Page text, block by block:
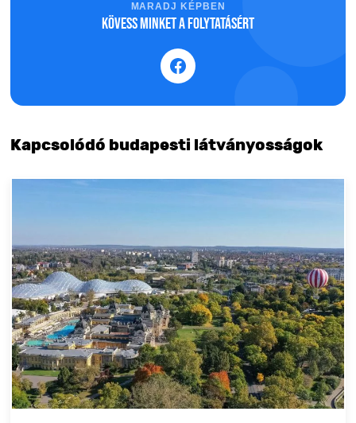
MARADJ KÉPBEN
Kövess minket a folytatásért
Kapcsolódó budapesti látványosságok